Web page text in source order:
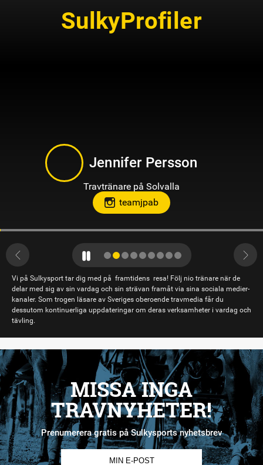
SulkyProfiler
Jennifer Persson
Travtränare på Solvalla
teamjpab
Vi på Sulkysport tar dig med på framtidens resa! Följ nio tränare när de
delar med sig av sin vardag och sin strävan framåt via sina sociala medier-
kanaler. Som trogen läsare av Sveriges oberoende travmedia får du
dessutom kontinuerliga uppdateringar om deras verksamheter i vardag och
tävling.
MISSA INGA
TRAVNYHETER!
Prenumerera gratis på Sulkysports nyhetsbrev